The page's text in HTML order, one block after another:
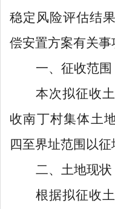
稳定风险评估结
偿安置方案有关事
一、征收范围
本次拟征收
收南丁村集体土
四至界址范围以征
二、土地现状
根据拟征收